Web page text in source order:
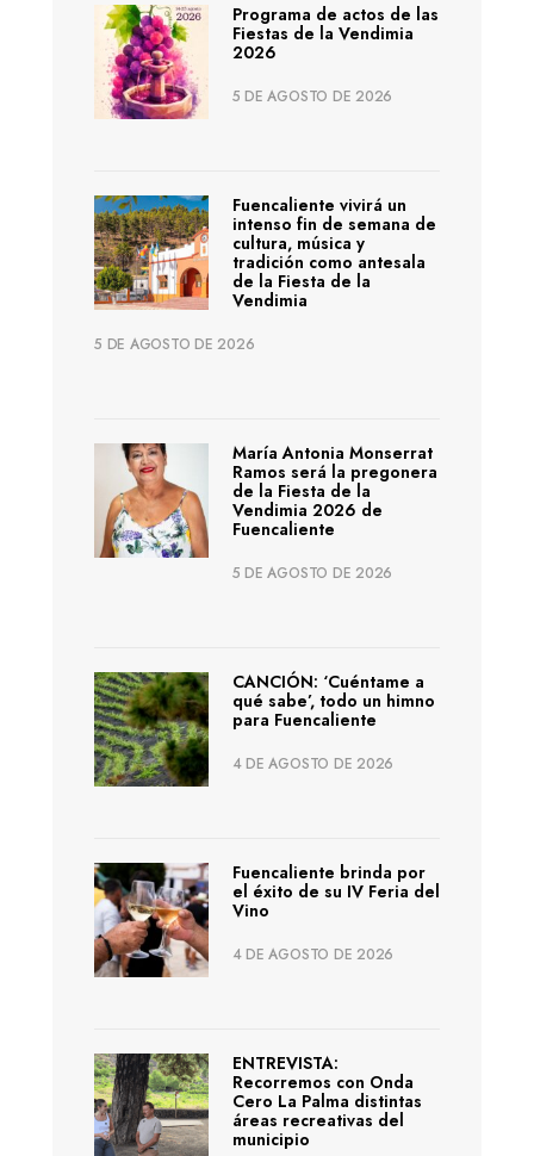
Programa de actos de las
Fiestas de la Vendimia
2026
5 DE AGOSTO DE 2026
Fuencaliente vivirá un
intenso fin de semana de
cultura, música y
tradición como antesala
de la Fiesta de la
Vendimia
5 DE AGOSTO DE 2026
María Antonia Monserrat
Ramos será la pregonera
de la Fiesta de la
Vendimia 2026 de
Fuencaliente
5 DE AGOSTO DE 2026
CANCIÓN: ‘Cuéntame a
qué sabe’, todo un himno
para Fuencaliente
4 DE AGOSTO DE 2026
Fuencaliente brinda por
el éxito de su IV Feria del
Vino
4 DE AGOSTO DE 2026
ENTREVISTA:
Recorremos con Onda
Cero La Palma distintas
áreas recreativas del
municipio